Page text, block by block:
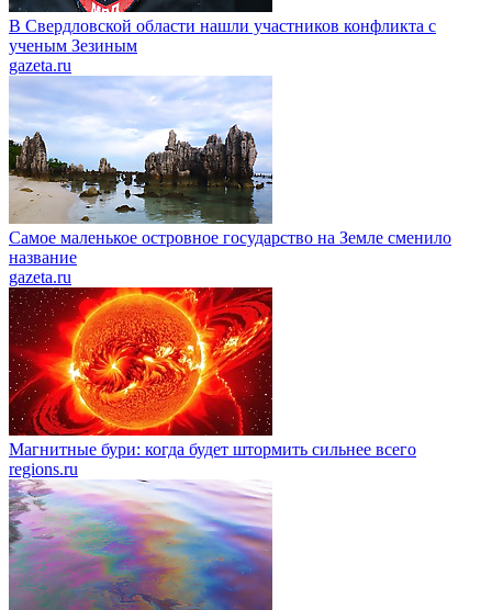
В Свердловской области нашли участников конфликта с
ученым Зезиным
gazeta.ru
Самое маленькое островное государство на Земле сменило
название
gazeta.ru
Магнитные бури: когда будет штормить сильнее всего
regions.ru